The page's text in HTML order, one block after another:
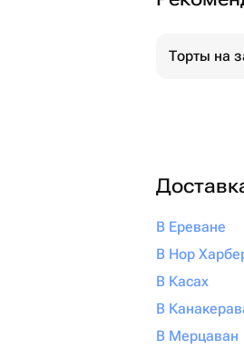
Торты на
В Ереване
В Нор
В Касах
В
В Мерцаван